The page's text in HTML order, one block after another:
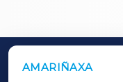
AMARIÑAXA
OUTROS